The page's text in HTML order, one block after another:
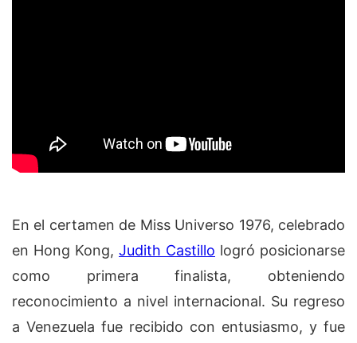
En el certamen de Miss Universo 1976, celebrado
en Hong Kong, Judith Castillo logró posicionarse
como primera finalista, obteniendo
reconocimiento a nivel internacional. Su regreso
a Venezuela fue recibido con entusiasmo, y fue